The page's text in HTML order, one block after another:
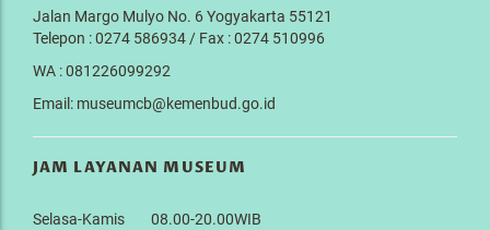
Jalan Margo Mulyo No. 6 Yogyakarta 55121
Telepon : 0274 586934 / Fax : 0274 510996
WA : 081226099292
Email: museumcb@kemenbud.go.id
JAM LAYANAN MUSEUM
Selasa-Kamis 08.00-20.00WIB